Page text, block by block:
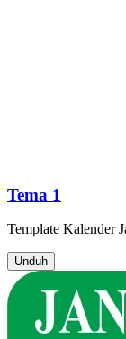
Tema 1
Template Kalender
Unduh